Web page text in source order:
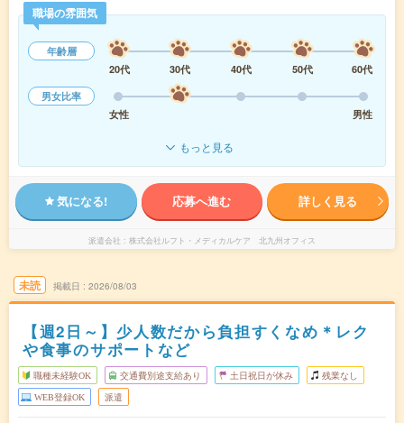
職場の雰囲気
年齢層
20代
30代 40代 50代
60代
男女比率
女性
男性
もっと見る
気になる! 応募へ進む 詳しく見る
派遣会社 株式会社ルフト・メディカルケア 北九州オフィス
未読 掲載日 2026/08/03
【週2日～】少人数だから負担すくなめ＊レク
や食事のサポートなど
職種未経験OK 交通費別途支給あり 土日祝日が休み 残業なし
WEB登録OK 派遣